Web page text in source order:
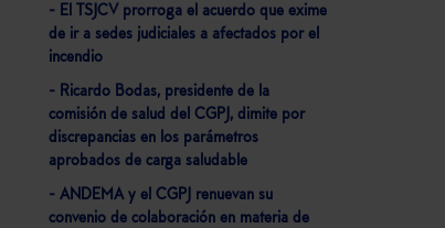
- El TSJCV prorroga el acuerdo que exime
de ir a sedes judiciales a afectados por el
incendio
- Ricardo Bodas, presidente de la
comisión de salud del CGPJ, dimite por
discrepancias en los parámetros
aprobados de carga saludable
- ANDEMA y el CGPJ renuevan su
convenio de colaboración en materia de